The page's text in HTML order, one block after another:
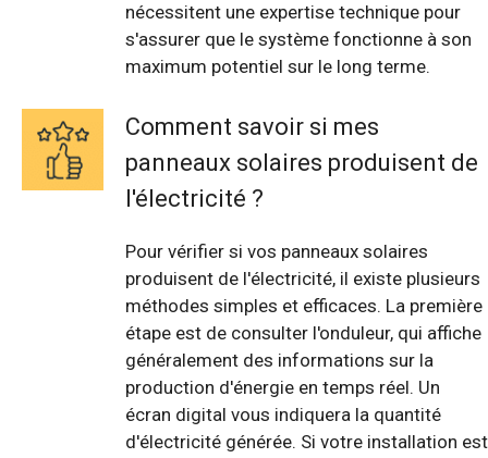
nécessitent une expertise technique pour
s'assurer que le système fonctionne à son
maximum potentiel sur le long terme.
Comment savoir si mes
panneaux solaires produisent de
l'électricité ?
Pour vérifier si vos panneaux solaires
produisent de l'électricité, il existe plusieurs
méthodes simples et efficaces. La première
étape est de consulter l'onduleur, qui affiche
généralement des informations sur la
production d'énergie en temps réel. Un
écran digital vous indiquera la quantité
d'électricité générée. Si votre installation est